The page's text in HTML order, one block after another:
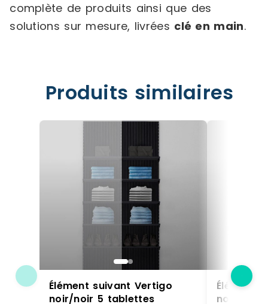
complète de produits ainsi que des
solutions sur mesure, livrées clé en main.
Produits similaires
Élément suivant Vertigo
noir/noir 5 tablettes
Élément
noir/noir